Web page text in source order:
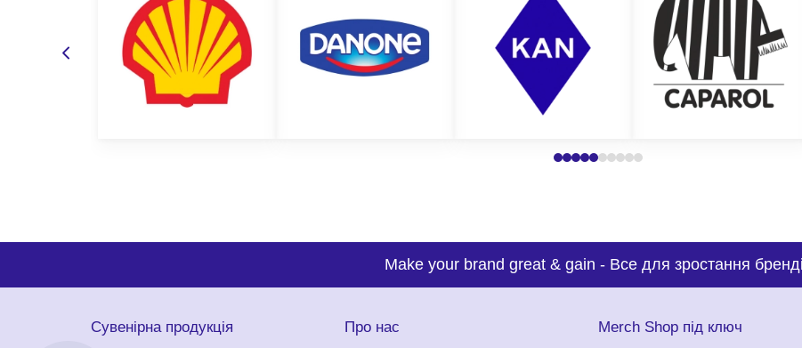
Make your brand great & gain -Все для зростання
Сувенірна продукція Про нас Merch Shop під ключ